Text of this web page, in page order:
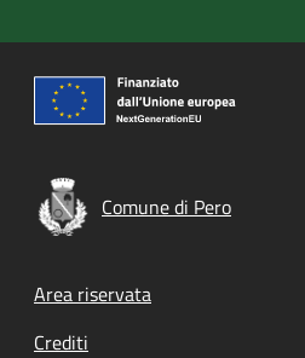
Comune di Pero
Footer menu
Area riservata
Crediti